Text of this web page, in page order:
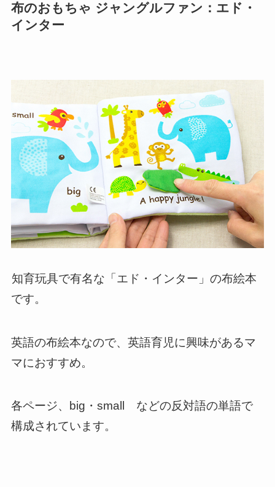
布のおもちゃ ジャングルファン：エド・
インター
知育玩具で有名な「エド・インター」の布絵本
です。
英語の布絵本なので、英語育児に興味があるマ
マにおすすめ。
各ページ、big・small などの反対語の単語で
構成されています。